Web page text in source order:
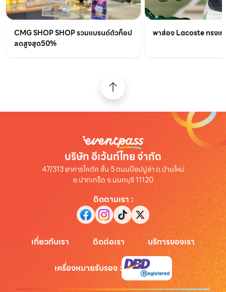
CMG SHOP SHOP รวมแบรนด์ตัวท็อป
ลดสูงสุด50%
พาส่อง Lacoste ทรงเ
บริษัท อีเว้นท์ไทย จำกัด
47/313 อาคารไคตัค ชั้น 5 ถนนป๊อปปูล่า ต.บ้านใหม่
อ.ปากเกร็ด จ.นนทบุรี 11120
ติดตามเรา :
เกี่ยวกับเรา ติดต่อเรา บริการของเรา
เครื่องหมายรับรอง: